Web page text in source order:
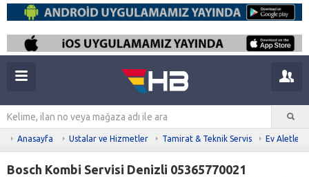
Anasayfa Ustalar ve Hizmetler Tamirat & Teknik Servis Ev Aletleri
Bosch Kombi Servisi Denizli 05365770021